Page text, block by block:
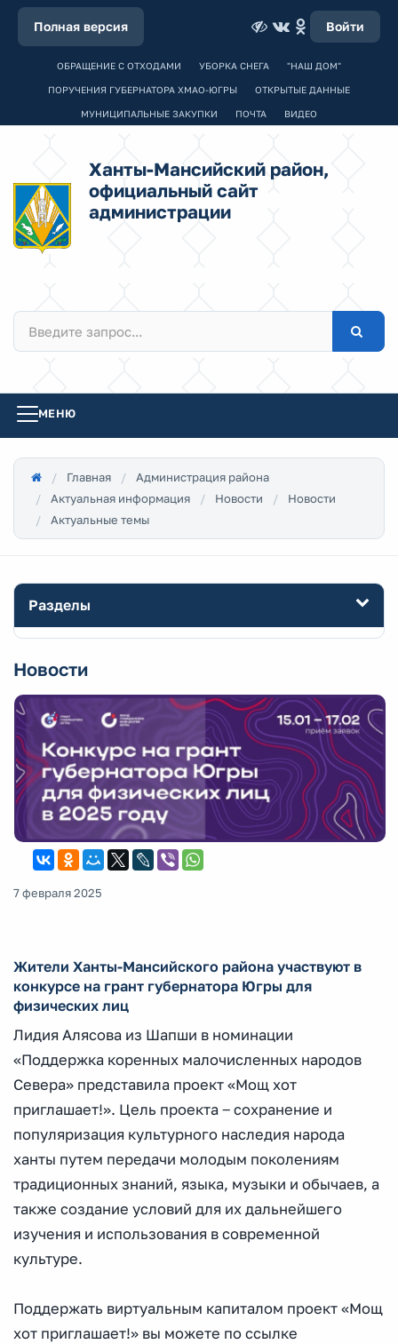
Полная версия Войти
ОБРАЩЕНИЕ С ОТХОДАМИ УБОРКА СНЕГА "НАШ ДОМ"
ПОРУЧЕНИЯ ГУБЕРНАТОРА ХМАО-ЮГРЫ ОТКРЫТЫЕ ДАННЫЕ
МУНИЦИПАЛЬНЫЕ ЗАКУПКИ ПОЧТА ВИДЕО
Ханты-Мансийский район,
официальный сайт
администрации
МЕНЮ
Главная
Администрация района
Актуальная информация
Новости
Новости
Актуальные темы
Разделы
Новости
7 февраля 2025
Жители Ханты-Мансийского района участвуют в
конкурсе на грант губернатора Югры для
физических лиц
Лидия Алясова из Шапши в номинации
«Поддержка коренных малочисленных народов
Севера» представила проект «Мощ хот
приглашает!». Цель проекта ‒ сохранение и
популяризация культурного наследия народа
ханты путем передачи молодым поколениям
традиционных знаний, языка, музыки и обычаев, а
также создание условий для их дальнейшего
изучения и использования в современной
культуре.
Поддержать виртуальным капиталом проект «Мощ
хот приглашает!» вы можете по ссылке